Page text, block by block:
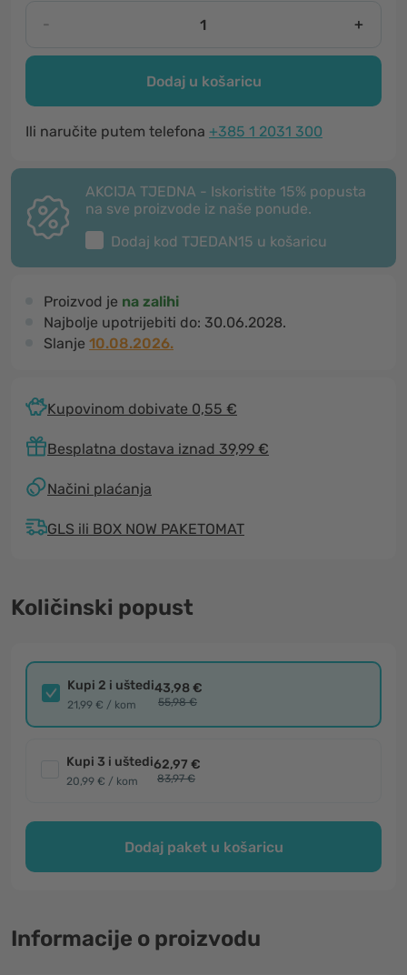
- +
Dodaj u košaricu
Ili naručite putem telefona +385 1 2031 300
AKCIJA TJEDNA - Iskoristite 15% popusta
na sve proizvode iz naše ponude.
Dodaj kod TJEDAN15 u košaricu
Proizvod je na zalihi
Najbolje upotrijebiti do: 30.06.2028.
Slanje 10.08.2026.
Kupovinom dobivate 0,55 €
Besplatna dostava iznad 39,99 €
Načini plaćanja
GLS ili BOX NOW PAKETOMAT
Količinski popust
Kupi 2 i uštedi
21,99 € / kom
43,98 €
55,98 €
Kupi 3 i uštedi
20,99 € / kom
62,97 €
83,97 €
Dodaj paket u košaricu
Informacije o proizvodu